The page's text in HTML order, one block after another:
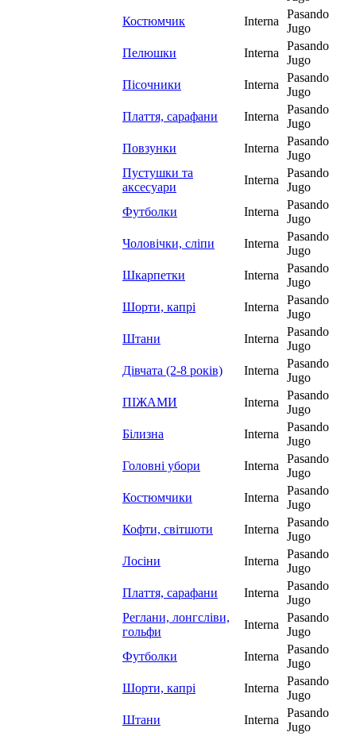
Костюмчик
Interna
Pasando
Jugo
Пелюшки
Interna
Pasando
Jugo
Пісочники
Interna
Pasando
Jugo
Плаття, сарафани
Interna
Pasando
Jugo
Повзунки
Interna
Pasando
Jugo
Пустушки та
аксесуари
Interna
Pasando
Jugo
Футболки
Interna
Pasando
Jugo
Чоловічки, сліпи
Interna
Pasando
Jugo
Шкарпетки
Interna
Pasando
Jugo
Шорти, капрі
Interna
Pasando
Jugo
Штани
Interna
Pasando
Jugo
Дівчата (2-8 років)
Interna
Pasando
Jugo
ПІЖАМИ
Interna
Pasando
Jugo
Білизна
Interna
Pasando
Jugo
Головні убори
Interna
Pasando
Jugo
Костюмчики
Interna
Pasando
Jugo
Кофти, світшоти
Interna
Pasando
Jugo
Лосіни
Interna
Pasando
Jugo
Плаття, сарафани
Interna
Pasando
Jugo
Реглани, лонгсліви,
гольфи
Interna
Pasando
Jugo
Футболки
Interna
Pasando
Jugo
Шорти, капрі
Interna
Pasando
Jugo
Штани
Interna
Pasando
Jugo